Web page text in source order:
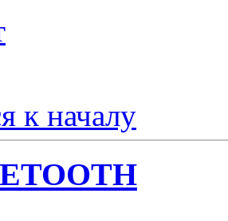
к началу